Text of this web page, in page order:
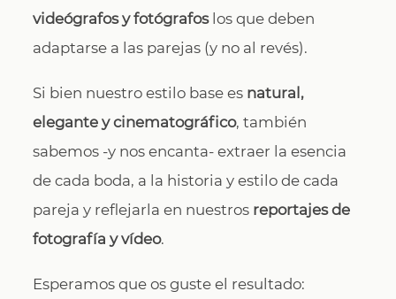
videógrafos y fotógrafoslos que deben
adaptarse a las parejas (y no al revés).
Si bien nuestro estilo base es natural,
elegante y cinematográfico, también
sabemos -y nos encanta- extraer la esencia
de cada boda, a la historia y estilo de cada
pareja y reflejarla en nuestros reportajes de
fotografía y vídeo.
Esperamos que os guste el resultado: